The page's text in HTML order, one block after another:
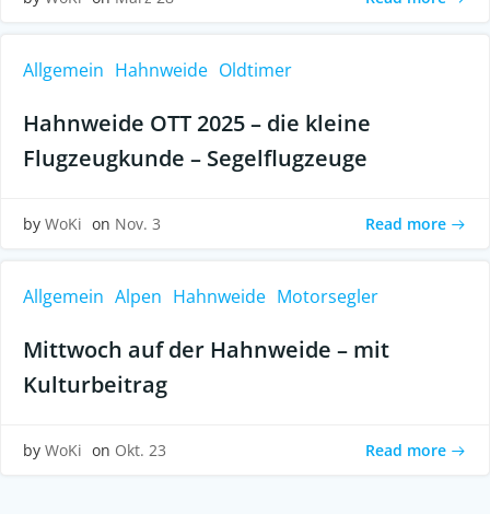
Allgemein Hahnweide Oldtimer
Hahnweide OTT 2025 – die kleine
Flugzeugkunde – Segelflugzeuge
by WoKi on Nov. 3 Read more
Allgemein Alpen Hahnweide Motorsegler
Mittwoch auf der Hahnweide – mit
Kulturbeitrag
by WoKi on Okt. 23 Read more